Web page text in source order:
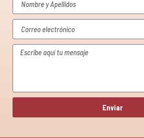
Enviar